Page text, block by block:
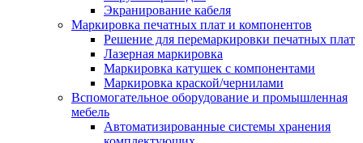
Экранирование кабеля
Маркировка печатных плат и компонентов
Решение для перемаркировки печатных плат
Лазерная маркировка
Маркировка катушек с компонентами
Маркировка краской/чернилами
Вспомогательное оборудование и промышленная
мебель
Автоматизированные системы хранения